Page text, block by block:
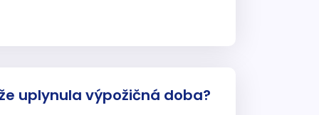
uplynula výpožičná doba?